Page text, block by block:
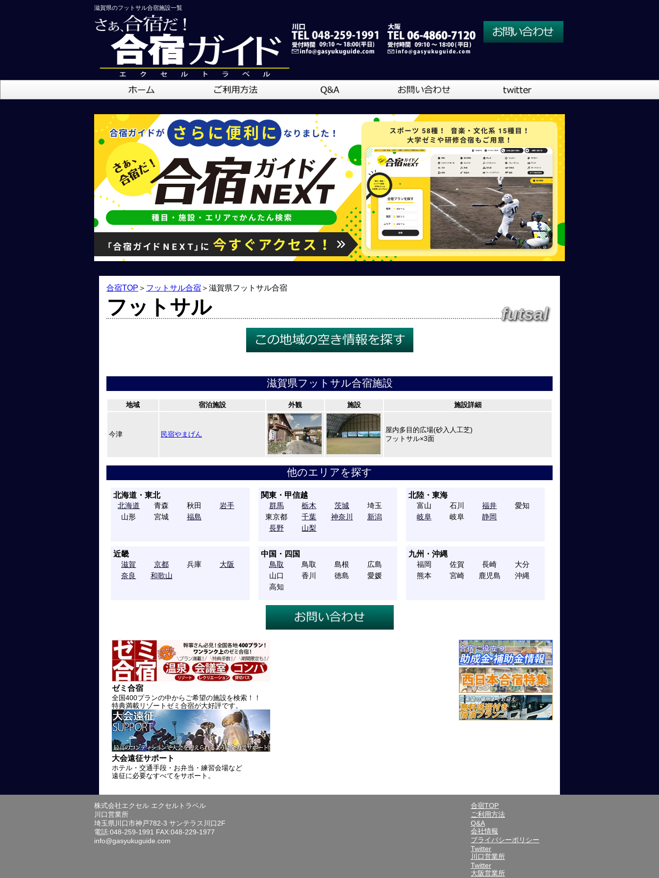
滋賀県のフットサル合宿施設一覧
大阪営業所
吹奏楽
合宿TOP ＞ フットサル合宿 ＞ 滋賀県フットサル合宿
フットサル futsal
滋賀県フットサル合宿施設
地域 宿泊施設 外観 施設 施設詳細
今津 民宿やまげん
屋内多目的広場(砂入人工芝)
フットサル×3面
他のエリアを探す
北海道・東北
北海道 青森 秋田
岩手
山形
宮城 福島
関東・甲信越
群馬 栃木 茨城
埼玉
東京都
千葉 神奈川
新潟
長野
山梨
北陸・東海
富山 石川 福井
愛知
岐阜
岐阜 静岡
近畿
滋賀 京都 兵庫
大阪
奈良
和歌山
中国・四国
鳥取 鳥取 島根
広島
山口
香川 徳島
愛媛
高知
九州・沖縄
福岡 佐賀 長崎
大分
熊本
宮崎 鹿児島 沖縄
ゼミ合宿
全国400プランの中からご希望の施設を検索！！
特典満載リゾートゼミ合宿が大好評です。
大会遠征サポート
ホテル・交通手段・お弁当・練習会場など
遠征に必要なすべてをサポート。
株式会社エクセル エクセルトラベル
川口営業所
埼玉県川口市神戸782-3 サンテラス川口2F
電話:048-259-1991 FAX:048-229-1977
info@gasyukuguide.com
合宿TOP
ご利用方法
Q&A
会社情報
プライバシーポリシー
Twitter
川口営業所
Twitter
大阪営業所